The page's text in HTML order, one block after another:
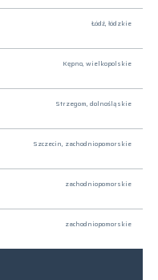
Łódź, łódzkie
Kępno, wielkopolskie
Strzegom, dolnośląskie
Szczecin, zachodniopomorskie
zachodniopomorskie
zachodniopomorskie